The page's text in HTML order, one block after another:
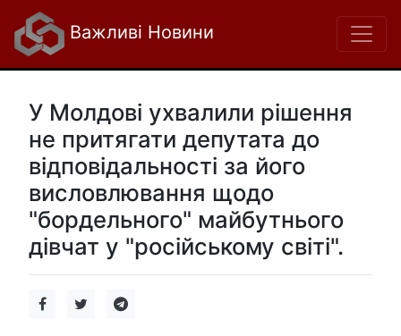
Важливі Новини
У Молдові ухвалили рішення
не притягати депутата до
відповідальності за його
висловлювання щодо
"бордельного" майбутнього
дівчат у "російському світі".